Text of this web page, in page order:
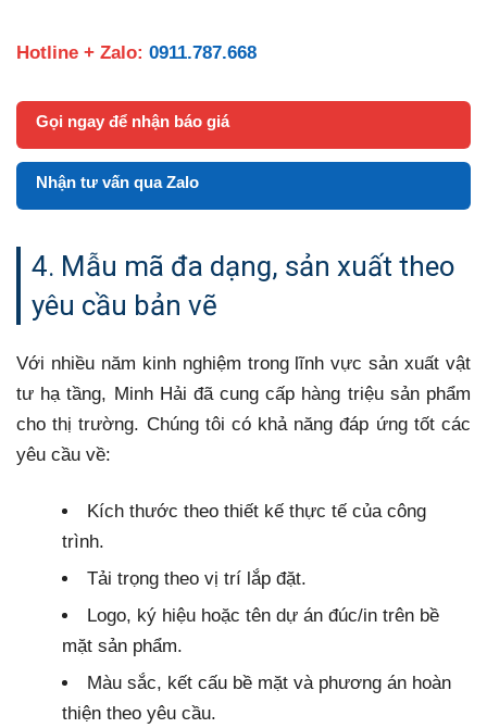
Hotline + Zalo: 0911.787.668
Gọi ngay để nhận báo giá
Nhận tư vấn qua Zalo
4. Mẫu mã đa dạng, sản xuất theo
yêu cầu bản vẽ
Với nhiều năm kinh nghiệm trong lĩnh vực sản xuất vật
tư hạ tầng, Minh Hải đã cung cấp hàng triệu sản phẩm
cho thị trường. Chúng tôi có khả năng đáp ứng tốt các
yêu cầu về:
Kích thước theo thiết kế thực tế của công
trình.
Tải trọng theo vị trí lắp đặt.
Logo, ký hiệu hoặc tên dự án đúc/in trên bề
mặt sản phẩm.
Màu sắc, kết cấu bề mặt và phương án hoàn
thiện theo yêu cầu.